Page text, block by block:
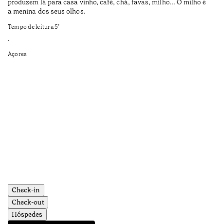
a menina dos seus olhos.
Tempo de leitura5’
•
Açores
Check-in
Check-out
Hóspedes